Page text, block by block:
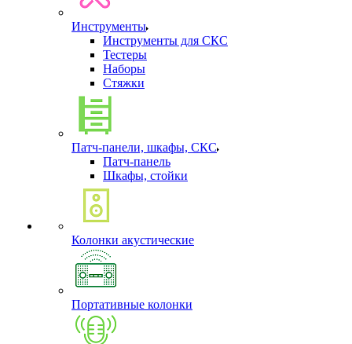
Инструменты
Инструменты для СКС
Тестеры
Наборы
Стяжки
Патч-панели, шкафы, СКС
Патч-панель
Шкафы, стойки
Колонки акустические
Портативные колонки